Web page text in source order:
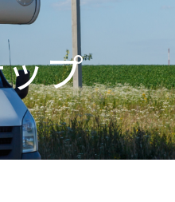
プ